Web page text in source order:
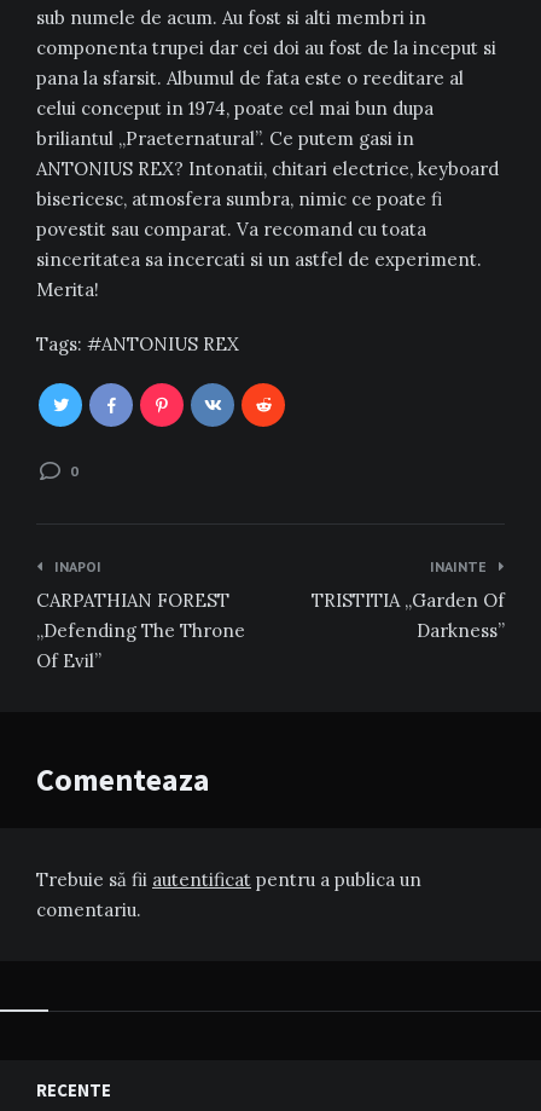
sub numele de acum. Au fost si alti membri in
componenta trupei dar cei doi au fost de la inceput si
pana la sfarsit. Albumul de fata este o reeditare al
celui conceput in 1974, poate cel mai bun dupa
briliantul „Praeternatural”. Ce putem gasi in
ANTONIUS REX? Intonatii, chitari electrice, keyboard
bisericesc, atmosfera sumbra, nimic ce poate fi
povestit sau comparat. Va recomand cu toata
sinceritatea sa incercati si un astfel de experiment.
Merita!
Tags: ANTONIUS REX
0
Navigare
în
articole
INAPOI
CARPATHIAN FOREST
„Defending The Throne
Of Evil”
INAINTE
TRISTITIA „Garden Of
Darkness”
Comenteaza
Trebuie să fii autentificat pentru a publica un
comentariu.
RECENTE